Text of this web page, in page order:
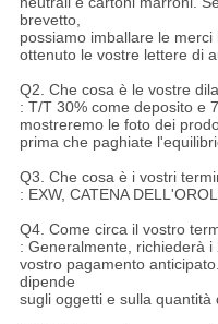
brevetto,
possiamo imballare le
ottenuto le vostre lettere di
Q2. Che cosa è le vostre
: T/T 30% come deposito e
mostreremo le foto dei
prima che paghiate
Q3. Che cosa è i vostri
: EXW, CATENA
Q4. Come circa il vostro
: Generalmente, richiederà
vostro pagamento
dipende
sugli oggetti e sulla quantità